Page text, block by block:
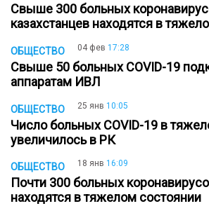
Свыше 300 больных
казахстанцев находятся в
ОБЩЕСТВО 04 фев 17:28
Свыше 50 больных COVID-19
аппаратам ИВЛ
ОБЩЕСТВО 25 янв 10:05
Число больных COVID-19 в
увеличилось в РК
ОБЩЕСТВО 18 янв 16:09
Почти 300 больных
находятся в тяжелом состоянии